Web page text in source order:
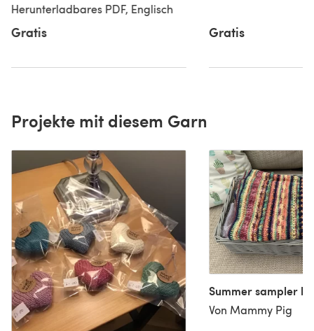
Herunterladbares PDF, Englisch
Gratis Gratis
Projekte mit diesem Garn
Summer sampler
Von Mammy Pig